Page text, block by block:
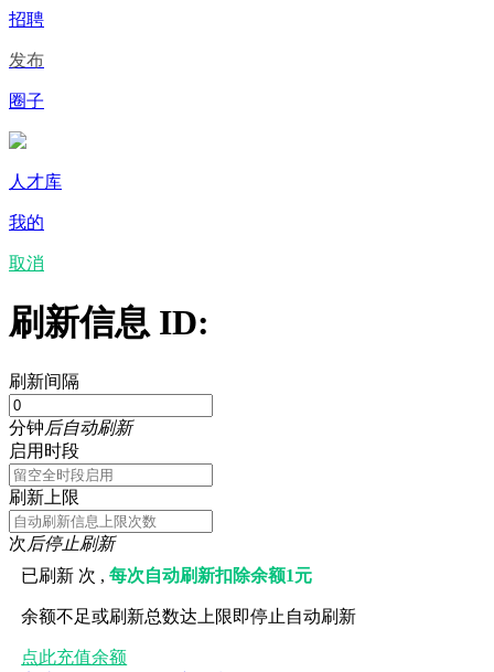
招聘
发布
圈子
人才库
我的
取消
刷新信息 ID:
刷新间隔
分钟后自动刷新
启用时段
刷新上限
次后停止刷新
已刷新 次 ,每次自动刷新扣除余额1元
余额不足或刷新总数达上限即停止自动刷新
点此充值余额